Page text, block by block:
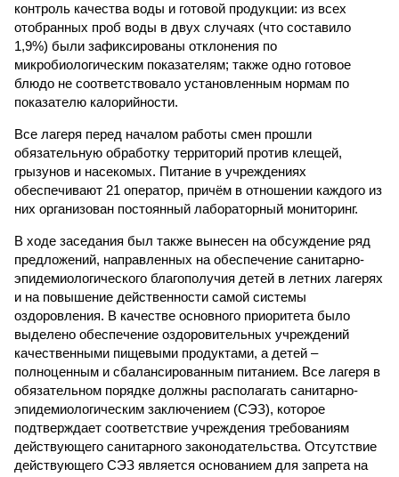
контроль качества воды и готовой продукции: из всех
отобранных проб воды в двух случаях (что составило
1,9%) были зафиксированы отклонения по
микробиологическим показателям; также одно готовое
блюдо не соответствовало установленным нормам по
показателю калорийности.
Все лагеря перед началом работы смен прошли
обязательную обработку территорий против клещей,
грызунов и насекомых. Питание в учреждениях
обеспечивают 21 оператор, причём в отношении каждого из
них организован постоянный лабораторный мониторинг.
В ходе заседания был также вынесен на обсуждение ряд
предложений, направленных на обеспечение санитарно-
эпидемиологического благополучия детей в летних лагерях
и на повышение действенности самой системы
оздоровления. В качестве основного приоритета было
выделено обеспечение оздоровительных учреждений
качественными пищевыми продуктами, а детей –
полноценным и сбалансированным питанием. Все лагеря в
обязательном порядке должны располагать санитарно-
эпидемиологическим заключением (СЭЗ), которое
подтверждает соответствие учреждения требованиям
действующего санитарного законодательства. Отсутствие
действующего СЭЗ является основанием для запрета на